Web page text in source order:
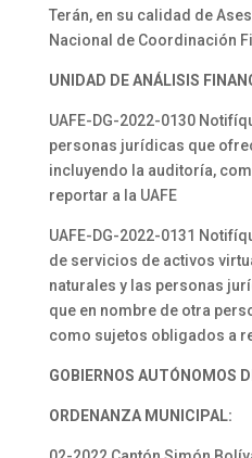
Terán, en su calidad de
Nacional de Coordinación
UNIDAD DE ANÁLISIS
UAFE-DG-2022-0130
personas jurídicas que
incluyendo la auditoría,
reportar a la UAFE
UAFE-DG-2022-0131
de servicios de activos
naturales y las personas
que en nombre de otra
como sujetos obligados a
GOBIERNOS AUTÓNOMOS
ORDENANZA MUNICIPAL: